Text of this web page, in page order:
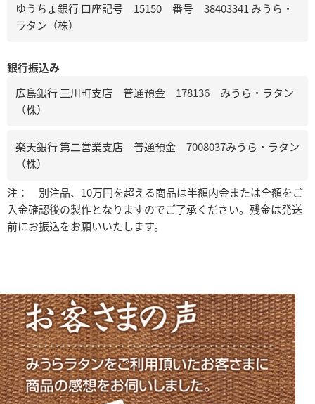
ゆうちょ銀行 口座記号 15150 番号 38403341 みうら・
ラタン（株）
銀行振込み
広島銀行 三川町支店 普通預金 178136 みうら・ラタン
（株）
楽天銀行 第二営業支店 普通預金 7008037みうら・ラタン
（株）
注： 別注品、10万円を超える商品は半額内金または全額をご
入金確認後の製作となりますのでご了承ください。残金は発送
前にお振込をお願いいたします。